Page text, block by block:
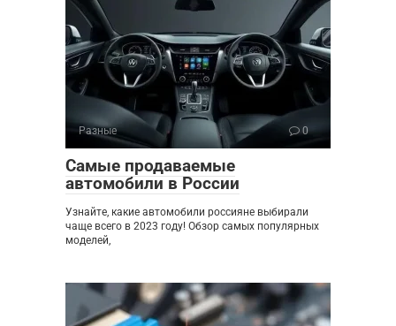
Разные 0
Самые продаваемые
автомобили в России
Узнайте, какие автомобили россияне выбирали
чаще всего в 2023 году! Обзор самых популярных
моделей,